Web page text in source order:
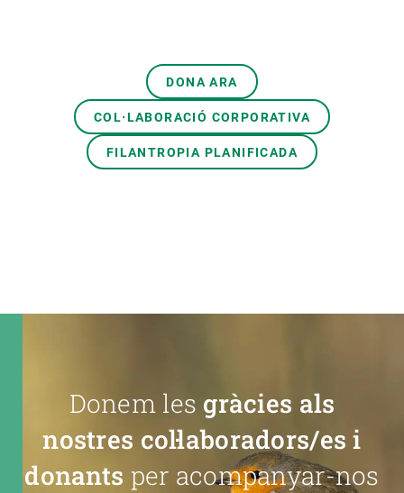
DONA ARA
COL·LABORACIÓ CORPORATIVA
FILANTROPIA PLANIFICADA
Donem les gràcies als
nostres col·laboradors/es i
donants per acompanyar-nos